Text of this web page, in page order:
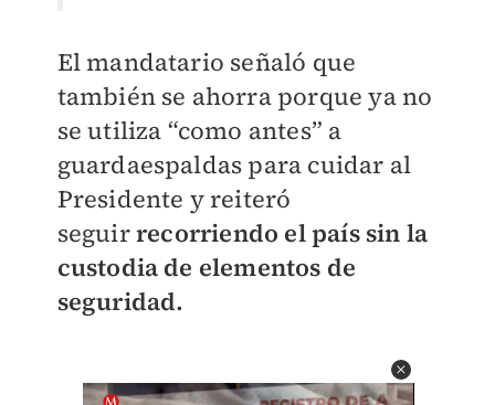
El mandatario señaló que
también se ahorra porque ya no
se utiliza “como antes” a
guardaespaldas para cuidar al
Presidente y reiteró
seguirrecorriendo el país sin la
custodia de elementos de
seguridad.